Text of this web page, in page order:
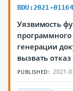
BDU:2021-01164
Уязвимость
генерации
вызвать
PUBLISHED: 2021-